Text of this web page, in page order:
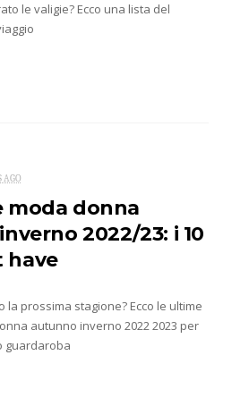
le valigie? Ecco una lista del
AGO
moda donna
2022/23: i 10
have
la prossima stagione? Ecco le ultime
autunno inverno 2022 2023 per
guardaroba